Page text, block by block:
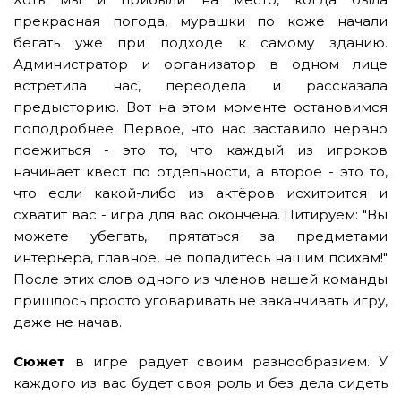
прекрасная погода, мурашки по коже начали
бегать уже при подходе к самому зданию.
Администратор и организатор в одном лице
встретила нас, переодела и рассказала
предысторию. Вот на этом моменте остановимся
поподробнее. Первое, что нас заставило нервно
поежиться - это то, что каждый из игроков
начинает квест по отдельности, а второе - это то,
что если какой-либо из актёров исхитрится и
схватит вас - игра для вас окончена. Цитируем: "Вы
можете убегать, прятаться за предметами
интерьера, главное, не попадитесь нашим психам!"
После этих слов одного из членов нашей команды
пришлось просто уговаривать не заканчивать игру,
даже не начав.
Сюжет в игре радует своим разнообразием. У
каждого из вас будет своя роль и без дела сидеть